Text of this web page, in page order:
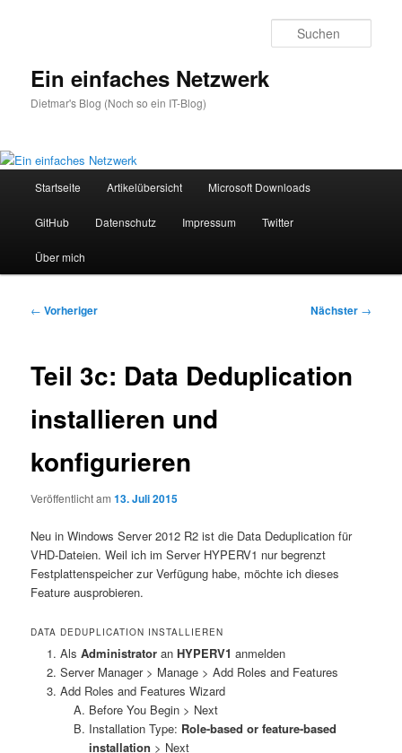
Ein einfaches Netzwerk
Dietmar's Blog (Noch so ein IT-Blog)
Startseite Artikelübersicht Microsoft Downloads
GitHub Datenschutz Impressum Twitter
Über mich
Beitragsnavigation
← Vorheriger Nächster →
Teil 3c: Data Deduplication
installieren und
konfigurieren
Veröffentlicht am13. Juli 2015
Neu in Windows Server 2012 R2 ist die Data Deduplication für
VHD-Dateien. Weil ich im Server HYPERV1 nur begrenzt
Festplattenspeicher zur Verfügung habe, möchte ich dieses
Feature ausprobieren.
DATA DEDUPLICATION INSTALLIEREN
Als Administratoran HYPERV1 anmelden
Server Manager > Manage > Add Roles and Features
Add Roles and Features Wizard
Before You Begin > Next
Installation Type: Role-based or feature-based
installation > Next